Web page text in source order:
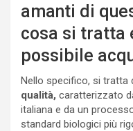
amanti di
cosa si tratta
possibile
Nello specifico, si tratta
qualità, caratterizzato
italiana e da un
standard biologici più